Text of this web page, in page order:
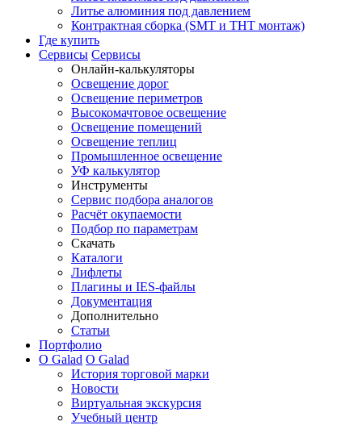
Литье алюминия под давлением
Контрактная сборка (SMT и THT монтаж)
Где купить
Сервисы Сервисы
Онлайн-калькуляторы
Освещение дорог
Освещение периметров
Высокомачтовое освещение
Освещение помещений
Освещение теплиц
Промышленное освещение
УФ калькулятор
Инструменты
Сервис подбора аналогов
Расчёт окупаемости
Подбор по параметрам
Скачать
Каталоги
Лифлеты
Плагины и IES-файлы
Документация
Дополнительно
Статьи
Портфолио
О Galad О Galad
История торговой марки
Новости
Виртуальная экскурсия
Учебный центр